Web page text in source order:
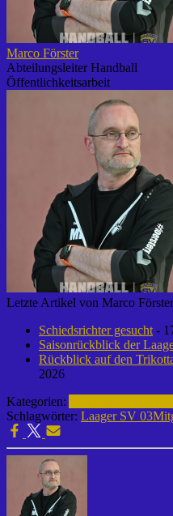
Marco Förster
Abteilungsleiter Handball
Öffentlichkeitsarbeit
Letzte Artikel von Marco
Schiedsrichter gesucht -
Saisonrückblick der
Rückblick auf den
2026
Kategorien:
Schlagwörter: Laager SV 03